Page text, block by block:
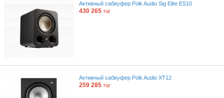
Активный сабвуфер Polk Audio Sig Elite ES10
430 265 тңг
Активный сабвуфер Polk Audio XT12
259 285 тңг